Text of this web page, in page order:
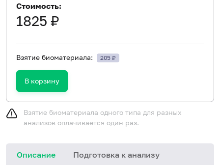
Стоимость:
1825 ₽
Взятие биоматериала: 205 ₽
В корзину
Взятие биоматериала одного типа для разных
анализов оплачивается один раз.
Описание Подготовка к анализу